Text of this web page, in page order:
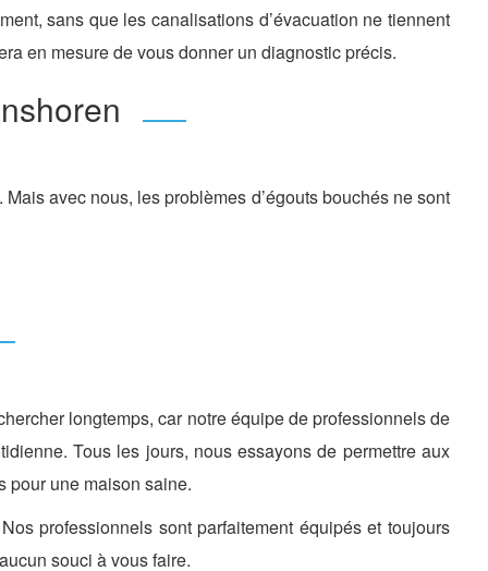
sans que les canalisations d’évacuation ne tiennent
en mesure de vous donner un diagnostic précis.
avec nous, les problèmes d’égouts bouchés ne sont
longtemps, car notre équipe de professionnels de
Tous les jours, nous essayons de permettre aux
pour une maison saine.
professionnels sont parfaitement équipés et toujours
souci à vous faire.